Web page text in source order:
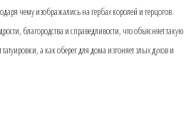
чему изображались на гербах королей и герцогов.
благородства и справедливости, что объясняет такую
а как оберег для дома изгоняет злых духов и